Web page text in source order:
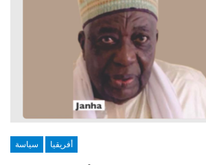
سياسة أفريقيا